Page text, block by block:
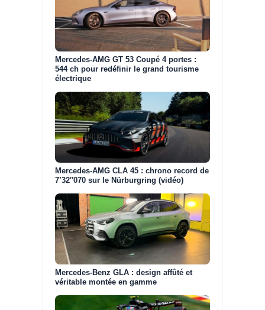
Mercedes-AMG GT 53 Coupé 4 portes :
544 ch pour redéfinir le grand tourisme
électrique
Mercedes-AMG CLA 45 : chrono record de
7’32″070 sur le Nürburgring (vidéo)
Mercedes-Benz GLA : design affûté et
véritable montée en gamme